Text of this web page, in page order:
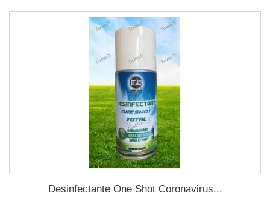
Desinfectante One Shot Coronavirus...